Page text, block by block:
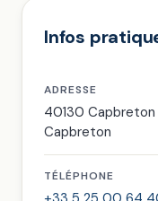
Infos
ADRESSE
40130 Capbreton
Capbreton
TÉLÉPHONE